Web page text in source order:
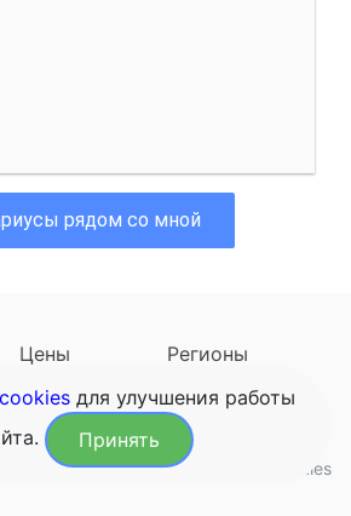
рядом со мной
Цены
Регионы
Задать вопрос
данных Конфиденциальность Cookies
cookies для улучшения работы
Принять